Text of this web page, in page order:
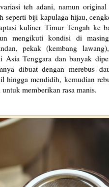
teh adani, namun
seperti biji kapulaga hijau,
kuliner Timur Tengah ke
mengikuti kondisi di
pekak (kembang
Asia Tenggara dan banyak
dibuat dengan merebus
hingga mendidih, kemudian
memberikan rasa manis.